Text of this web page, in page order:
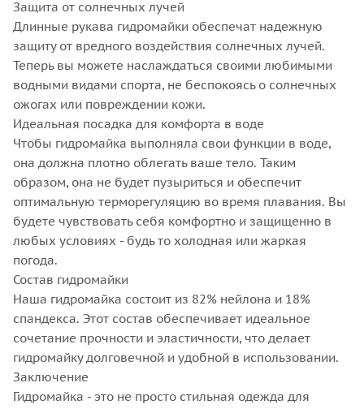
Защита от солнечных лучей
Длинные рукава гидромайки обеспечат надежную
защиту от вредного воздействия солнечных лучей.
Теперь вы можете наслаждаться своими любимыми
водными видами спорта, не беспокоясь о солнечных
ожогах или повреждении кожи.
Идеальная посадка для комфорта в воде
Чтобы гидромайка выполняла свои функции в воде,
она должна плотно облегать ваше тело. Таким
образом, она не будет пузыриться и обеспечит
оптимальную терморегуляцию во время плавания. Вы
будете чувствовать себя комфортно и защищенно в
любых условиях - будь то холодная или жаркая
погода.
Состав гидромайки
Наша гидромайка состоит из 82% нейлона и 18%
спандекса. Этот состав обеспечивает идеальное
сочетание прочности и эластичности, что делает
гидромайку долговечной и удобной в использовании.
Заключение
Гидромайка - это не просто стильная одежда для